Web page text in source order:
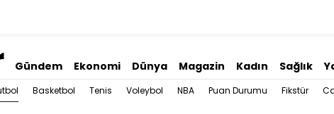
Gündem Ekonomi Dünya Magazin Kadın Sağlık
Basketbol Tenis Voleybol NBA Puan Durumu Fikstür